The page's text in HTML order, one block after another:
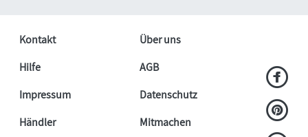
Kontakt
Über uns
Hilfe
AGB
Impressum
Datenschutz
Händler
Mitmachen